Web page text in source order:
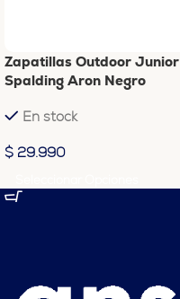
Zapatillas Outdoor Junior
Spalding Aron Negro
En stock
$ 29.990